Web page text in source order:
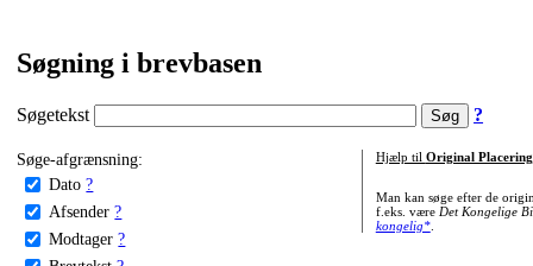
Søgning i brevbasen
Søgetekst ?
Søge-afgrænsning:
Dato ?
Afsender ?
Modtager ?
Hjælp til Original Placering
Man kan søge efter de
f.eks. være Det Kongelige
kongelig*.